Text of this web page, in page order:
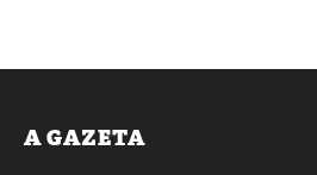
A GAZETA